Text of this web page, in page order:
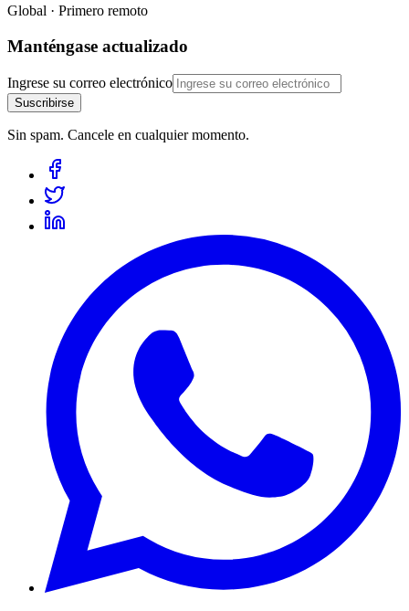
Global · Primero remoto
Manténgase actualizado
Ingrese su correo electrónico
Suscribirse
Sin spam. Cancele en cualquier momento.